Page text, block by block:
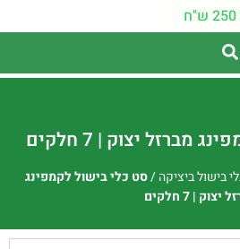
מברזל יצוק | 7 חלקים
בישול ביציקה/סט כלי בישול לקמפינג
יצוק | 7 חלקים